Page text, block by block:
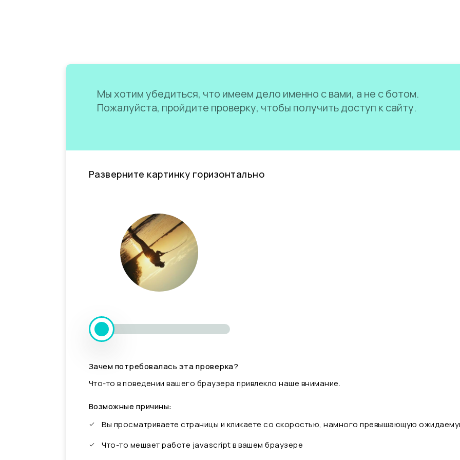
Мы хотим убедиться, что имеем дело именно с вами, а не с ботом.
Пожалуйста, пройдите проверку, чтобы получить доступ к сайту.
Разверните картинку горизонтально
Зачем потребовалась эта проверка?
Что-то в поведении вашего браузера привлекло наше внимание.
Возможные причины:
Вы просматриваете страницы и кликаете со скоростью, намного превышающую
Что-то мешает работе javascript в вашем браузере